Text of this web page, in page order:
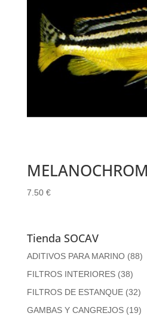
7.50 €
Tienda SOCAV
ADITIVOS PARA MARINO (88)
FILTROS INTERIORES (38)
FILTROS DE ESTANQUE (32)
GAMBAS Y CANGREJOS (19)